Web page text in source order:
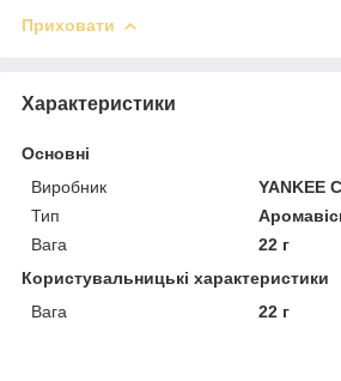
Приховати
Характеристики
Основні
Виробник
YANKEE
Тип
Вага
22 г
Користувальницькі характеристики
Вага
22 г